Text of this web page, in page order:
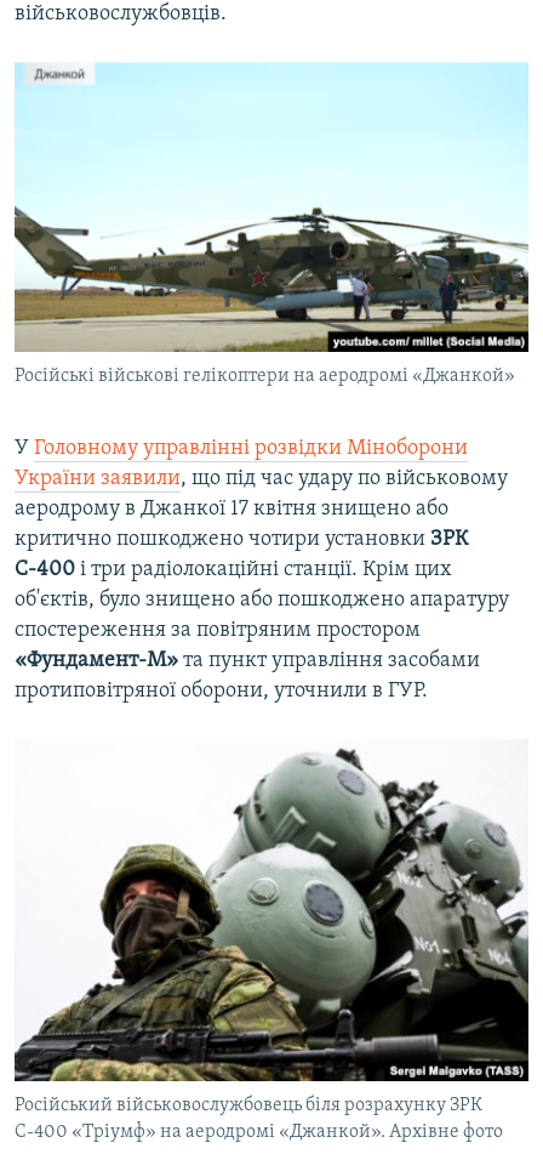
військовослужбовців.
Російські військові гелікоптери на аеродромі «Джанкой»
У Головному управлінні розвідки Міноборони
України заявили, що під час удару по військовому
аеродрому в Джанкої 17 квітня знищено або
критично пошкоджено чотири установки ЗРК
С-400 і три радіолокаційні станції. Крім цих
об'єктів, було знищено або пошкоджено апаратуру
спостереження за повітряним простором
«Фундамент-М» та пункт управління засобами
протиповітряної оборони, уточнили в ГУР.
Російський військовослужбовець біля розрахунку ЗРК
С-400 «Тріумф» на аеродромі «Джанкой». Архівне фото